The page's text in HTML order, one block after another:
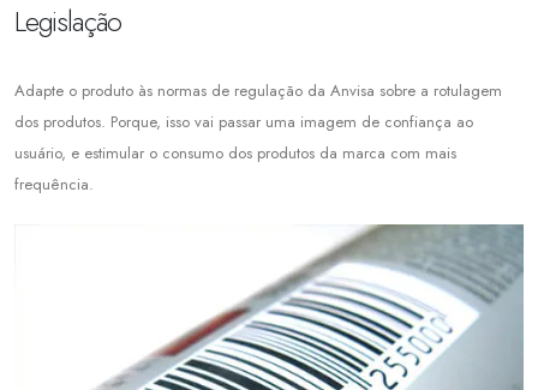
Legislação
Adapte o produto às normas de regulação da Anvisa sobre a rotulagem
dos produtos. Porque, isso vai passar uma imagem de confiança ao
usuário, e estimular o consumo dos produtos da marca com mais
frequência.